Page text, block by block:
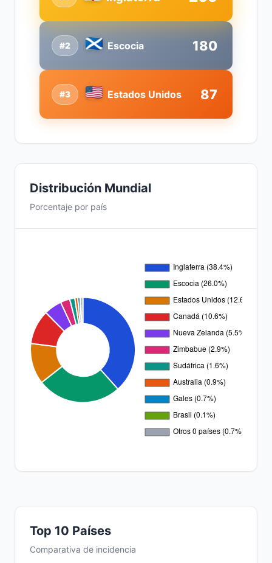
#2 Escocia 180
#3 Estados Unidos 87
Distribución Mundial
Porcentaje por país
Top 10 Países
Comparativa de incidencia